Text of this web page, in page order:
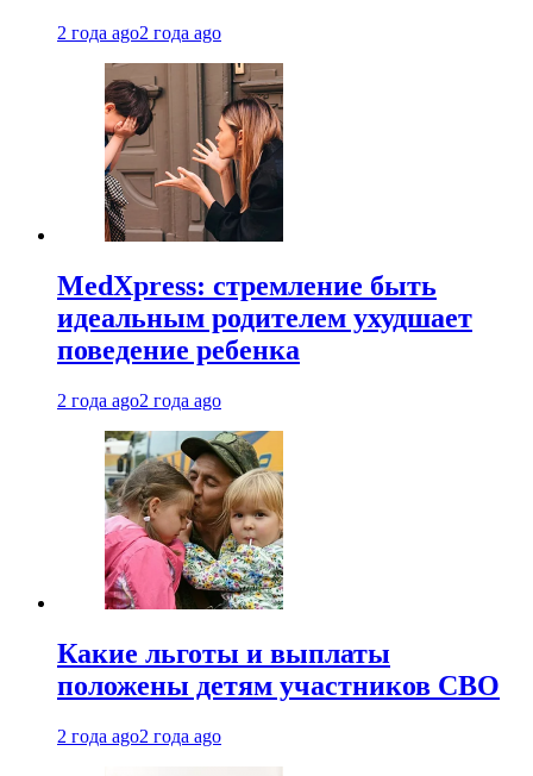
2 года ago2 года ago
MedXpress: стремление быть
идеальным родителем ухудшает
поведение ребенка
2 года ago2 года ago
Какие льготы и выплаты
положены детям участников СВО
2 года ago2 года ago